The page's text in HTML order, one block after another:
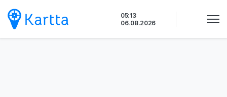
sisältöön
05:13
06.08.2026